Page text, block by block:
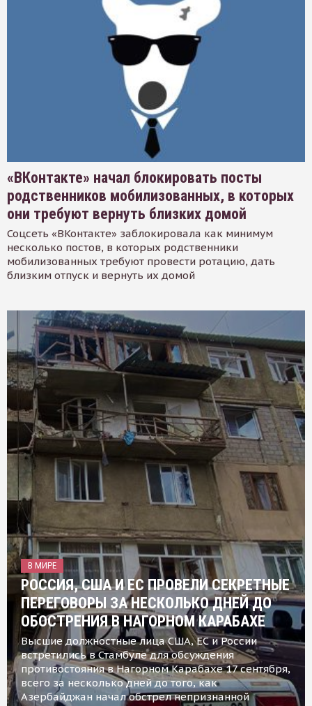
«ВКонтакте» начал блокировать посты
родственников мобилизованных, в которых
они требуют вернуть близких домой
Соцсеть «ВКонтакте» заблокировала как минимум
несколько постов, в которых родственники
мобилизованных требуют провести ротацию, дать
близким отпуск и вернуть их домой
В МИРЕ
РОССИЯ, США И ЕС ПРОВЕЛИ СЕКРЕТНЫЕ
ПЕРЕГОВОРЫ ЗА НЕСКОЛЬКО ДНЕЙ ДО
ОБОСТРЕНИЯ В НАГОРНОМ КАРАБАХЕ
Высшие должностные лица США, ЕС и России
встретились в Стамбуле для обсуждения
противостояния в Нагорном Карабахе 17 сентября,
всего за несколько дней до того, как
Азербайджан начал обстрел непризнанной